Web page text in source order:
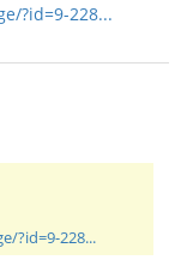
?id=9-228...
?id=9-228...